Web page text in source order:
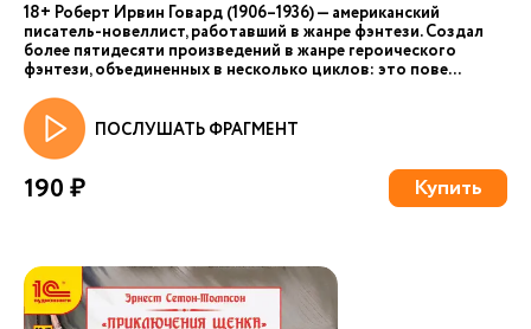
18+ Роберт Ирвин Говард (1906–1936) — американский
писатель-новеллист, работавший в жанре фэнтези. Создал
более пятидесяти произведений в жанре героического
фэнтези, объединенных в несколько циклов: это пове...
ПОСЛУШАТЬ ФРАГМЕНТ
190 ₽ Купить